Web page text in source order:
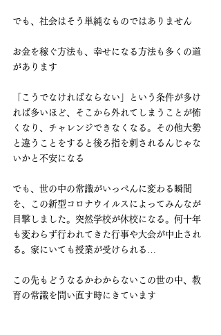
でも、社会はそう単純なものではありません
お金を稼ぐ方法も、幸せになる方法も多くの道
があります
「こうでなければならない」という条件が多け
れば多いほど、そこから外れてしまうことが怖
くなり、チャレンジできなくなる。その他大勢
と違うことをすると後ろ指を刺されるんじゃな
いかと不安になる
でも、世の中の常識がいっぺんに変わる瞬間
を、この新型コロナウイルスによってみんなが
目撃しました。突然学校が休校になる。何十年
も変わらず行われてきた行事や大会が中止され
る。家にいても授業が受けられる…
この先もどうなるかわからないこの世の中、教
育の常識を問い直す時にきています